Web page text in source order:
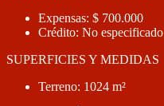
Expensas: $ 700.000
Crédito: No especificado
SUPERFICIES Y MEDIDAS
Terreno: 1024 m²